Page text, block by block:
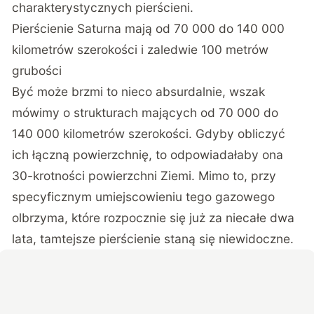
charakterystycznych pierścieni.
Pierścienie Saturna mają od 70 000 do 140 000
kilometrów szerokości i zaledwie 100 metrów
grubości
Być może brzmi to nieco absurdalnie, wszak
mówimy o strukturach mających od 70 000 do
140 000 kilometrów szerokości. Gdyby obliczyć
ich łączną powierzchnię, to odpowiadałaby ona
30-krotności powierzchni Ziemi. Mimo to, przy
specyficznym umiejscowieniu tego gazowego
olbrzyma, które rozpocznie się już za niecałe dwa
lata, tamtejsze pierścienie staną się niewidoczne.